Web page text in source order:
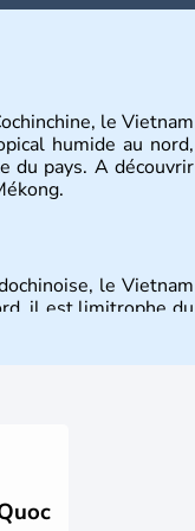
le Vietnam
humide au nord,
du pays. A découvrir
le Vietnam
il est limitrophe du